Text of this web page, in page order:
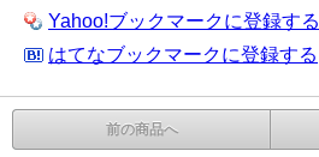
Yahoo!ブックマークに登録する
はてなブックマークに登録する
前の商品へ